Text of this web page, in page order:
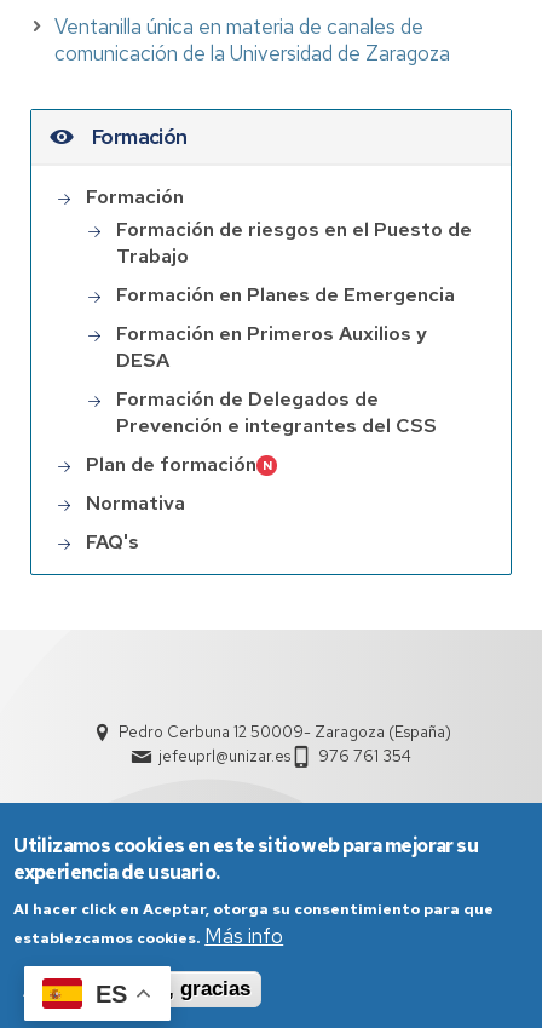
ES
Ventanilla única en materia de canales de
comunicación de la Universidad de Zaragoza
Formación
Formación
Formación de riesgos en el Puesto de
Trabajo
Formación en Planes de Emergencia
Formación en Primeros Auxilios y
DESA
Formación de Delegados de
Prevención e integrantes del CSS
Plan de formación
Normativa
FAQ's
Pedro Cerbuna 12 50009- Zaragoza (España)
jefeuprl@unizar.es
976 761 354
Aviso Legal
Política de Privacidad
Utilizamos cookies en este sitio web para mejorar su
experiencia de usuario.
Al hacer click en Aceptar, otorga su consentimiento para que
establezcamos cookies. Más info
Aceptar
No, gracias